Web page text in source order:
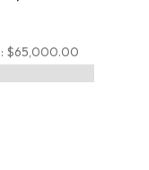
$65,000.00